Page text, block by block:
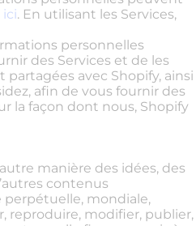
ici. En utilisant les Services,
personnelles
des Services et de les
avec Shopify, ainsi
afin de vous fournir des
la façon dont nous, Shopify
manière des idées, des
contenus
perpétuelle, mondiale,
reproduire, modifier, publier,